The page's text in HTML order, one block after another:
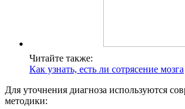
Читайте также:
Как узнать, есть ли сотрясение мозга
Для уточнения диагноза используются
методики: